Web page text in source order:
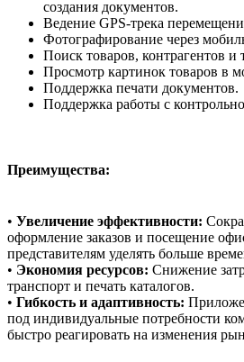
создания документов.
Ведение GPS-трека
Фотографирование через
Поиск товаров, контрагентов и
Просмотр картинок товаров в
Поддержка печати документов.
Поддержка работы с
Преимущества:
• Увеличение эффективности:
оформление заказов и посещение
представителям уделять больше
• Экономия ресурсов: Снижение
транспорт и печать каталогов.
• Гибкость и адаптивность:
под индивидуальные потребности
быстро реагировать на изменения